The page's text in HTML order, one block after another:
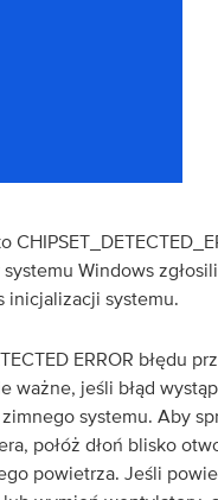
Windows
inicjalizacji systemu.
ERROR błędu
ważne, jeśli błąd
systemu. Aby
połóż dłoń blisko
powietrza. Jeśli